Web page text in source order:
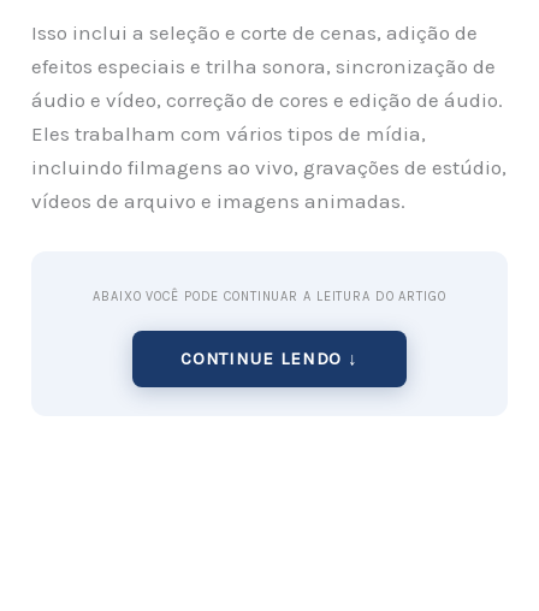
Isso inclui a seleção e corte de cenas, adição de
efeitos especiais e trilha sonora, sincronização de
áudio e vídeo, correção de cores e edição de áudio.
Eles trabalham com vários tipos de mídia,
incluindo filmagens ao vivo, gravações de estúdio,
vídeos de arquivo e imagens animadas.
ABAIXO VOCÊ PODE CONTINUAR A LEITURA DO ARTIGO
CONTINUE LENDO ↓